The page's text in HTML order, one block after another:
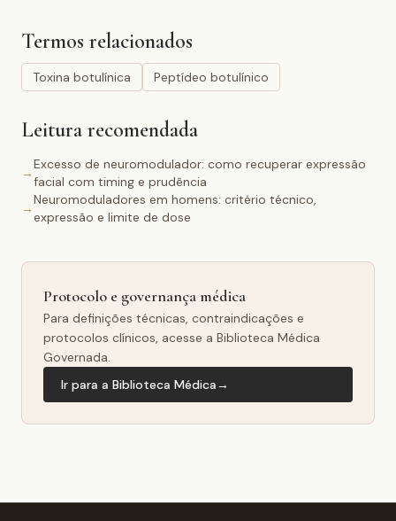
Termos relacionados
Toxina botulínica Peptídeo botulínico
Leitura recomendada
→
Excesso de neuromodulador: como recuperar expressão
facial com timing e prudência
→
Neuromoduladores em homens: critério técnico,
expressão e limite de dose
Protocolo e governança médica
Para definições técnicas, contraindicações e
protocolos clínicos, acesse a Biblioteca Médica
Governada.
Ir para a Biblioteca Médica→